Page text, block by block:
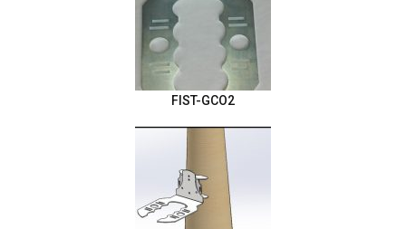
FIST-GCO2